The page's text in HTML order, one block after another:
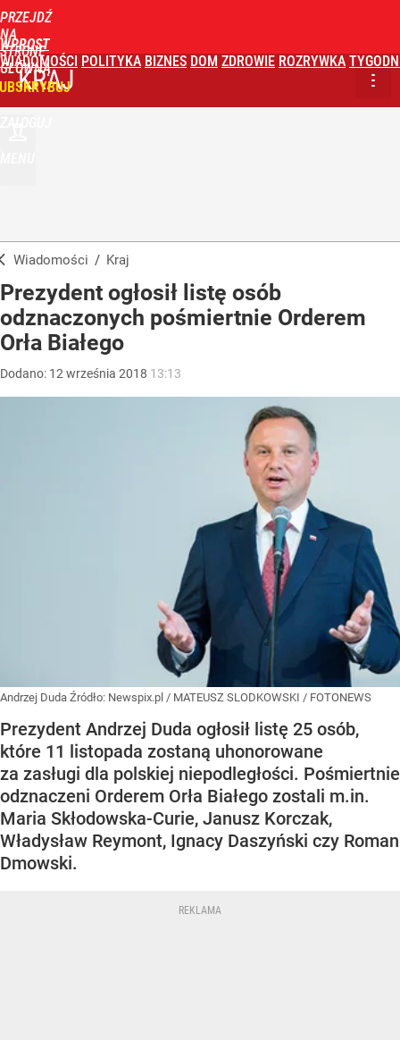
PRZEJDŹ
NA
STRONĘ
GŁÓWNĄ
WPROST
WIADOMOŚCI POLITYKA BIZNES DOM ZDROWIE ROZRYWKA
KRAJ
Wiadomości / Kraj
Prezydent ogłosił listę osób
odznaczonych pośmiertnie Orderem
Orła Białego
Dodano: 12 września 2018 13:13
Andrzej Duda Źródło: Newspix.pl / MATEUSZ SLODKOWSKI / FOTONEWS
Prezydent Andrzej Duda ogłosił listę 25 osób,
które 11 listopada zostaną uhonorowane
za zasługi dla polskiej niepodległości. Pośmiertnie
odznaczeni Orderem Orła Białego zostali m.in.
Maria Skłodowska-Curie, Janusz Korczak,
Władysław Reymont, Ignacy Daszyński czy Roman
Dmowski.